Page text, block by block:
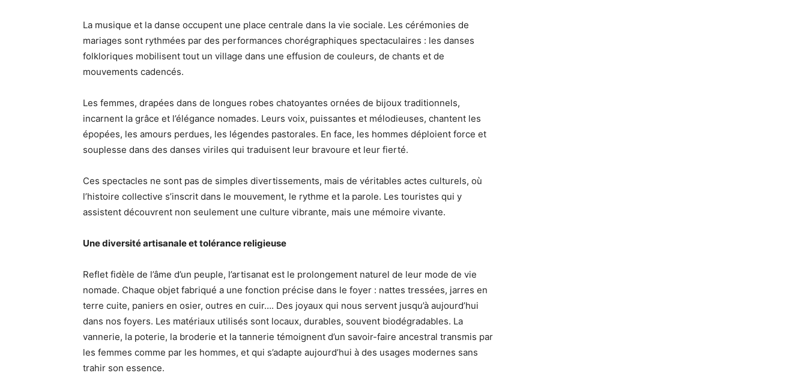
La musique et la danse occupent une place centrale dans la vie sociale. Les cérémonies de
mariages sont rythmées par des performances chorégraphiques spectaculaires : les danses
folkloriques mobilisent tout un village dans une effusion de couleurs, de chants et de
mouvements cadencés.
Les femmes, drapées dans de longues robes chatoyantes ornées de bijoux traditionnels,
incarnent la grâce et l’élégance nomades. Leurs voix, puissantes et mélodieuses, chantent les
épopées, les amours perdues, les légendes pastorales. En face, les hommes déploient force et
souplesse dans des danses viriles qui traduisent leur bravoure et leur fierté.
Ces spectacles ne sont pas de simples divertissements, mais de véritables actes culturels, où
l’histoire collective s’inscrit dans le mouvement, le rythme et la parole. Les touristes qui y
assistent découvrent non seulement une culture vibrante, mais une mémoire vivante.
Une diversité artisanale et tolérance religieuse
Reflet fidèle de l’âme d’un peuple, l’artisanat est le prolongement naturel de leur mode de vie
nomade. Chaque objet fabriqué a une fonction précise dans le foyer : nattes tressées, jarres en
terre cuite, paniers en osier, outres en cuir…. Des joyaux qui nous servent jusqu’à aujourd’hui
dans nos foyers. Les matériaux utilisés sont locaux, durables, souvent biodégradables. La
vannerie, la poterie, la broderie et la tannerie témoignent d’un savoir-faire ancestral transmis par
les femmes comme par les hommes, et qui s’adapte aujourd’hui à des usages modernes sans
trahir son essence.